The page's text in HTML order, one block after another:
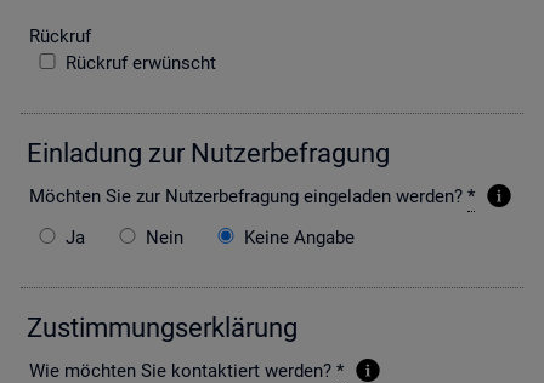
Rück­ruf
Rückruf erwünscht
Ein­la­dung zur Nut­zer­be­fra­gung
Möch­ten Sie zur Nut­zer­be­fra­gung ein­ge­la­den wer­den? *
Ja
Nein Keine Angabe
Zu­stim­mungs­er­klä­rung
Wie möch­ten Sie kon­tak­tiert wer­den? *